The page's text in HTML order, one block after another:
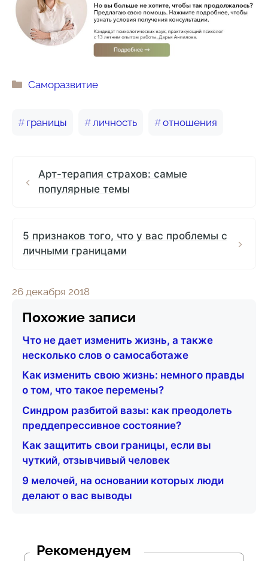
Рубрики
Саморазвитие
границы личность отношения
Арт-терапия страхов: самые
популярные темы
5 признаков того, что у вас проблемы с
личными границами
26 декабря 2018
Похожие записи
Что не дает изменить жизнь, а также
несколько слов о самосаботаже
Как изменить свою жизнь: немного правды
о том, что такое перемены?
Синдром разбитой вазы: как преодолеть
преддепрессивное состояние?
Как защитить свои границы, если вы
чуткий, отзывчивый человек
9 мелочей, на основании которых люди
делают о вас выводы
Рекомендуем